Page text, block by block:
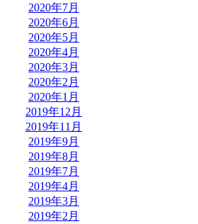
2020年7月
2020年6月
2020年5月
2020年4月
2020年3月
2020年2月
2020年1月
2019年12月
2019年11月
2019年9月
2019年8月
2019年7月
2019年4月
2019年3月
2019年2月